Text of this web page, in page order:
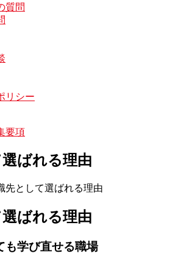
質問
リシー
要項
ばれる理由
先として選ばれる理由
ばれる理由
も学び直せる職場